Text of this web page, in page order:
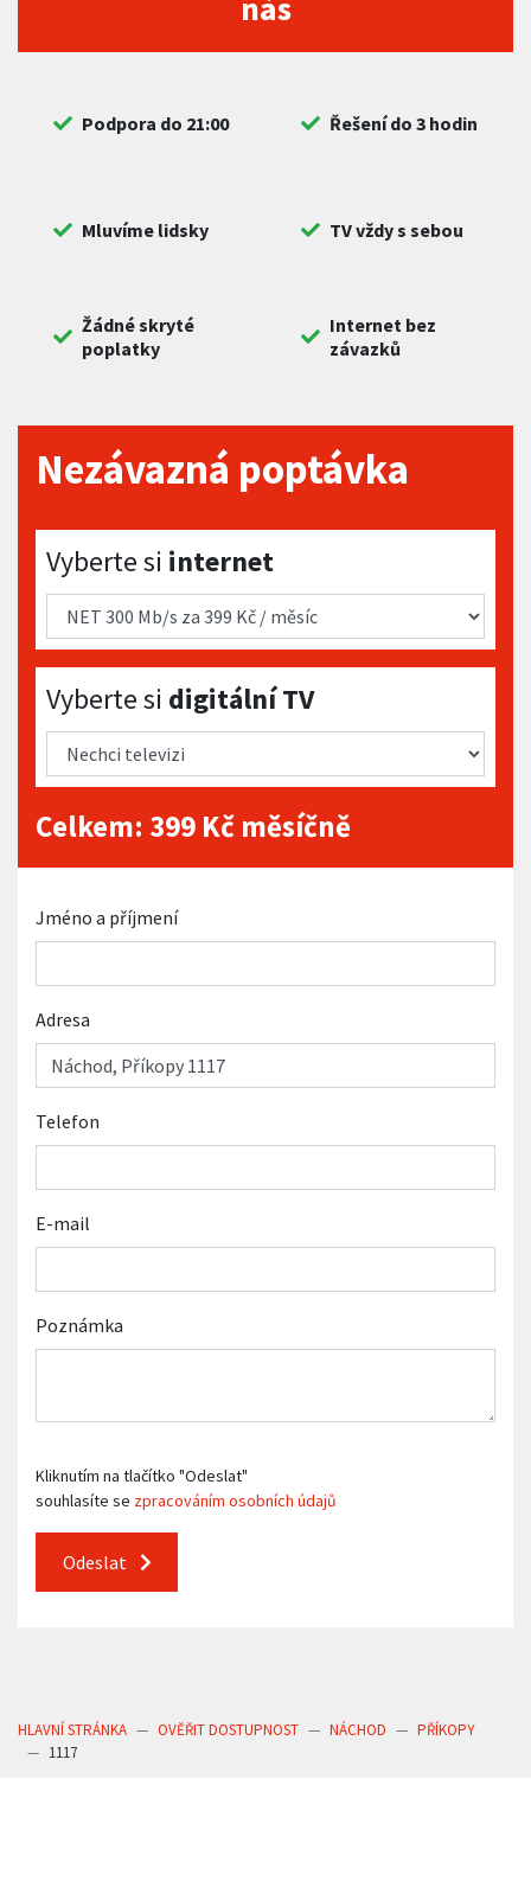
Podpora do 21:00 Řešení do 3 hodin
Mluvíme lidsky TV vždy s sebou
Žádné skryté
poplatky
Internet bez
závazků
Nezávazná poptávka
Vyberte si internet
Vyberte si internet
Vyberte si digitální TV
Vyberte si digitální TV
Celkem: 399 Kč měsíčně
Jméno a příjmení
Adresa
Telefon
E-mail
Poznámka
Kliknutím na tlačítko "Odeslat"
souhlasíte se zpracováním osobních údajů
Odeslat
HLAVNÍ STRÁNKA OVĚŘIT DOSTUPNOST NÁCHOD
PŘÍKOPY
1117